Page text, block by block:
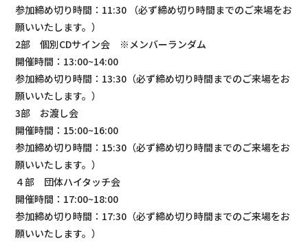
参加締め切り時間：11:30 （必ず締め切り時間までのご来場をお
願いいたします。）
2部 個別CDサイン会 ※メンバーランダム
開催時間：13:00~14:00
参加締め切り時間：13:30（必ず締め切り時間までのご来場をお
願いいたします。）
3部 お渡し会
開催時間：15:00~16:00
参加締め切り時間：15:30（必ず締め切り時間までのご来場をお
願いいたします。）
４部 団体ハイタッチ会
開催時間：17:00~18:00
参加締め切り時間：17:30（必ず締め切り時間までのご来場をお
願いいたします。）